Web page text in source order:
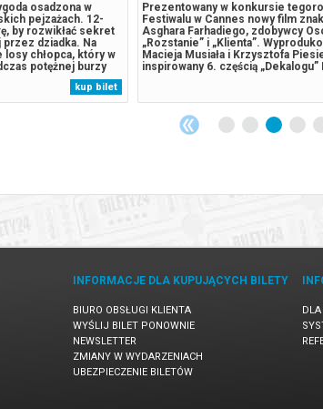
osadzona w
pejzażach. 12-
by rozwikłać sekret
dziadka. Na
chłopca, który w
potężnej burzy
pastwę pustyni,
stadko strusi.
kup bilet
Prezentowany w konkursie
Festiwalu w Cannes nowy film
Asghara Farhadiego, zdobywcy
„Rozstanie” i „Klienta”.
Macieja Musiała i Krzysztofa
inspirowany 6. częścią
Kieślowskiego. Wirtuozersko
historia miłosnego trójkąta, który
znakomitej pisarki. W
INFORMACJE DLA KUPUJĄCYCH BILETY
BIURO OBSŁUGI KLIENTA
WYŚLIJ BILET PONOWNIE
NEWSLETTER
ZMIANY W WYDARZENIACH
UBEZPIECZENIE BILETÓW